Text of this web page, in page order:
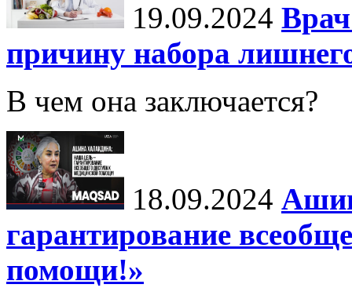
19.09.2024
причину набора
В чем она заключается?
18.09.2024
гарантирование
помощи!»